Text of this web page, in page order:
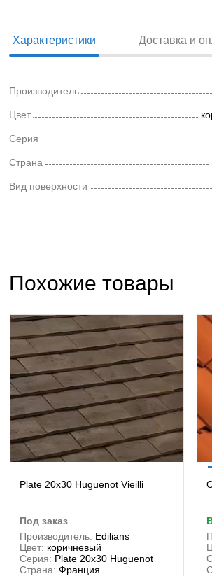
Характеристики Доставка и
Производитель
Цвет
Серия
Страна
Вид поверхности
Похожие товары
Plate 20x30 Huguenot Vieilli
под заказ
Производитель: Edilians
Цвет: коричневый
Серия: Plate 20x30 Huguenot
Страна: Франция